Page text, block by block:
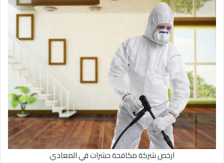
ارخص شركة مكافحة حشرات في المعادي